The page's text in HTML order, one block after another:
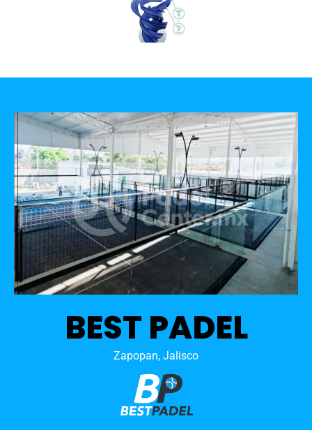
BEST PADEL
Zapopan, Jalisco